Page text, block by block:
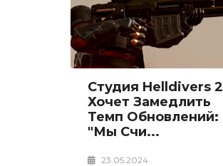
Студия Helldivers 2
Хочет Замедлить
Темп Обновлений:
"Мы Счи...
23.05.2024